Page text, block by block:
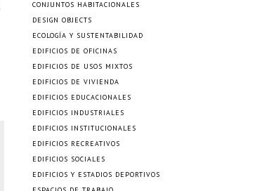
CONJUNTOS HABITACIONALES
DESIGN OBJECTS
ECOLOGÍA Y SUSTENTABILIDAD
EDIFICIOS DE OFICINAS
EDIFICIOS DE USOS MIXTOS
EDIFICIOS DE VIVIENDA
EDIFICIOS EDUCACIONALES
EDIFICIOS INDUSTRIALES
EDIFICIOS INSTITUCIONALES
EDIFICIOS RECREATIVOS
EDIFICIOS SOCIALES
EDIFICIOS Y ESTADIOS DEPORTIVOS